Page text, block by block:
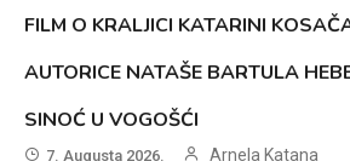
FILM O KRALJICI KATARINI
AUTORICE NATAŠE BARTULA
SINOĆ U VOGOŠĆI
7. Augusta 2026. Arnela Katana